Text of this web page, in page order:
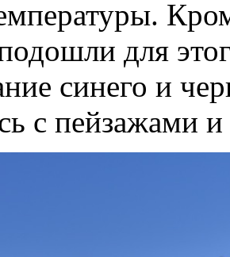
для
синего и
с пейзажами